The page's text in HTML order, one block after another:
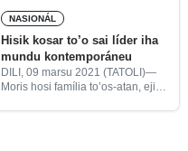
NASIONÁL
Hisik kosar to’o sai líder iha
mundu kontemporáneu
DILI, 09 marsu 2021 (TATOLI)—
Moris hosi família to’os-atan, ejize